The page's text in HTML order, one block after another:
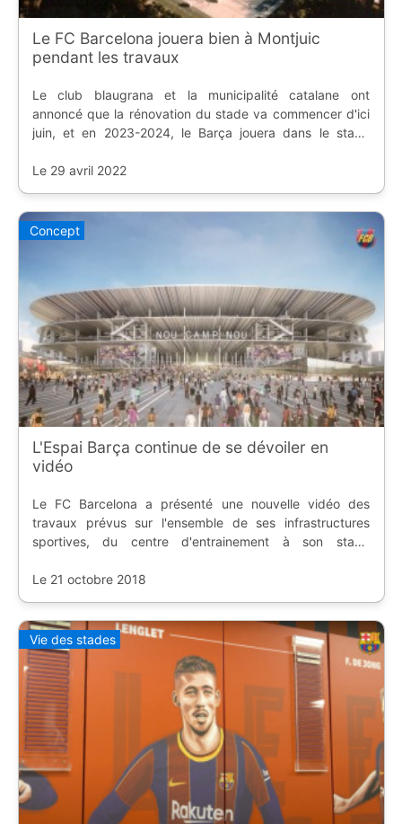
Le FC Barcelona jouera bien à Montjuic
pendant les travaux
Le club blaugrana et la municipalité catalane ont
annoncé que la rénovation du stade va commencer d'ici
juin, et en 2023-2024, le Barça jouera dans le stade
Le 29 avril 2022
Concept
L'Espai Barça continue de se dévoiler en
vidéo
Le FC Barcelona a présenté une nouvelle vidéo des
travaux prévus sur l'ensemble de ses infrastructures
sportives, du centre d'entrainement à son stade
Le 21 octobre 2018
Vie des stades